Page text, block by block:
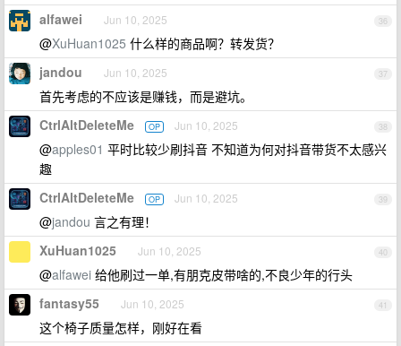
36
alfawei Jun 10, 2025
@XuHuan1025 什么样的商品啊？转发货？
37
jandou Jun 10, 2025
首先考虑的不应该是赚钱，而是避坑。
38
CtrlAltDeleteMe OP Jun 10, 2025
@apples01 平时比较少刷抖音 不知道为何对抖音带货不太感兴
趣
39
CtrlAltDeleteMe OP Jun 10, 2025
@jandou 言之有理！
40
XuHuan1025 Jun 10, 2025
@alfawei 给他刷过一单,有朋克皮带啥的,不良少年的行头
41
fantasy55 Jun 10, 2025
这个椅子质量怎样，刚好在看